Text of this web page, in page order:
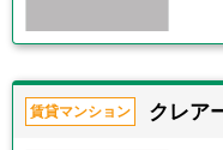
賃貸マンション クレア